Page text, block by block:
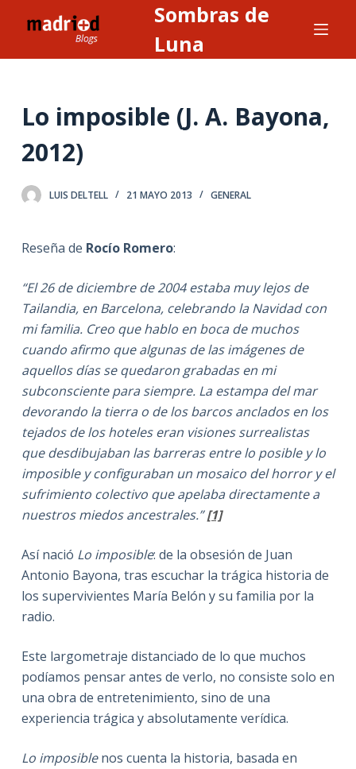
l
a
o
n
d
o
Sombras de
Luna
Lo imposible (J. A. Bayona,
2012)
LUIS DELTELL 21 MAYO 2013 GENERAL
Reseña de Rocío Romero:
“El 26 de diciembre de 2004 estaba muy lejos de
Tailandia, en Barcelona, celebrando la Navidad con
mi familia. Creo que hablo en boca de muchos
cuando afirmo que algunas de las imágenes de
aquellos días se quedaron grabadas en mi
subconsciente para siempre. La estampa del mar
devorando la tierra o de los barcos anclados en los
tejados de los hoteles eran visiones surrealistas
que desdibujaban las barreras entre lo posible y lo
imposible y configuraban un mosaico del horror y el
sufrimiento colectivo que apelaba directamente a
nuestros miedos ancestrales.”[1]
Así nació Lo imposible: de la obsesión de Juan
Antonio Bayona, tras escuchar la trágica historia de
los supervivientes María Belón y su familia por la
radio.
Este largometraje distanciado de lo que muchos
podíamos pensar antes de verlo, no consiste solo en
una obra de entretenimiento, sino de una
experiencia trágica y absolutamente verídica.
Lo imposiblenos cuenta la historia, basada en